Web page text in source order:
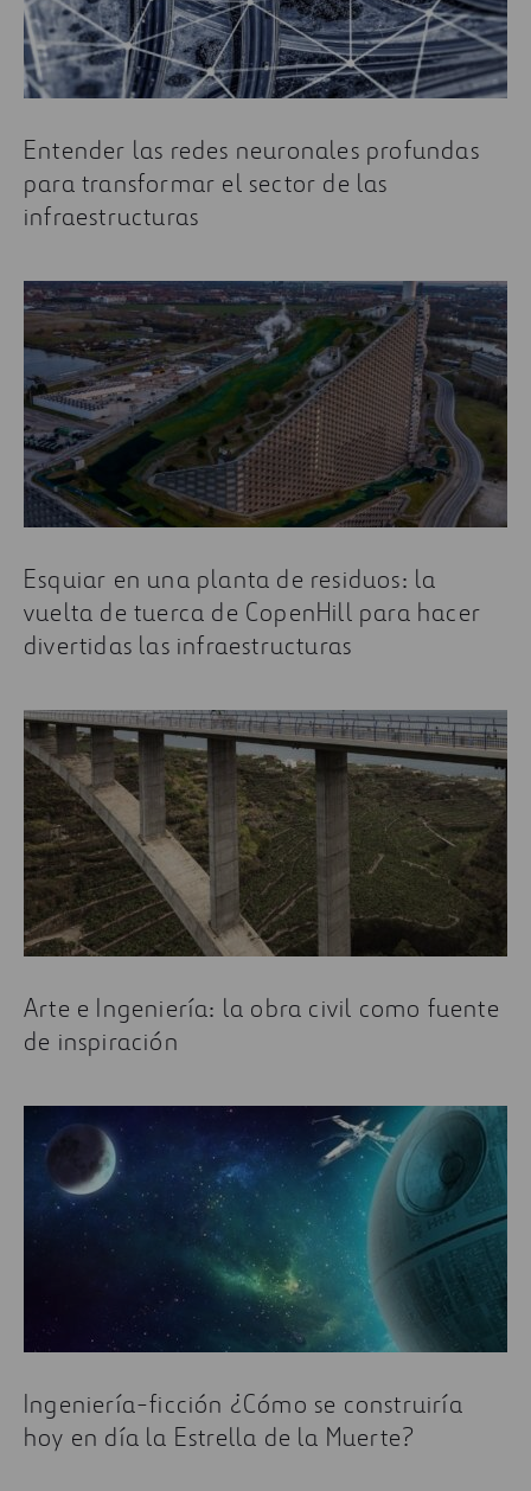
de Regreso al futuro
Entender las redes neuronales profundas
para transformar el sector de las
infraestructuras
Esquiar en una planta de residuos: la
vuelta de tuerca de CopenHill para hacer
divertidas las infraestructuras
Arte e Ingeniería: la obra civil como fuente
de inspiración
Ingeniería-ficción ¿Cómo se construiría
hoy en día la Estrella de la Muerte?